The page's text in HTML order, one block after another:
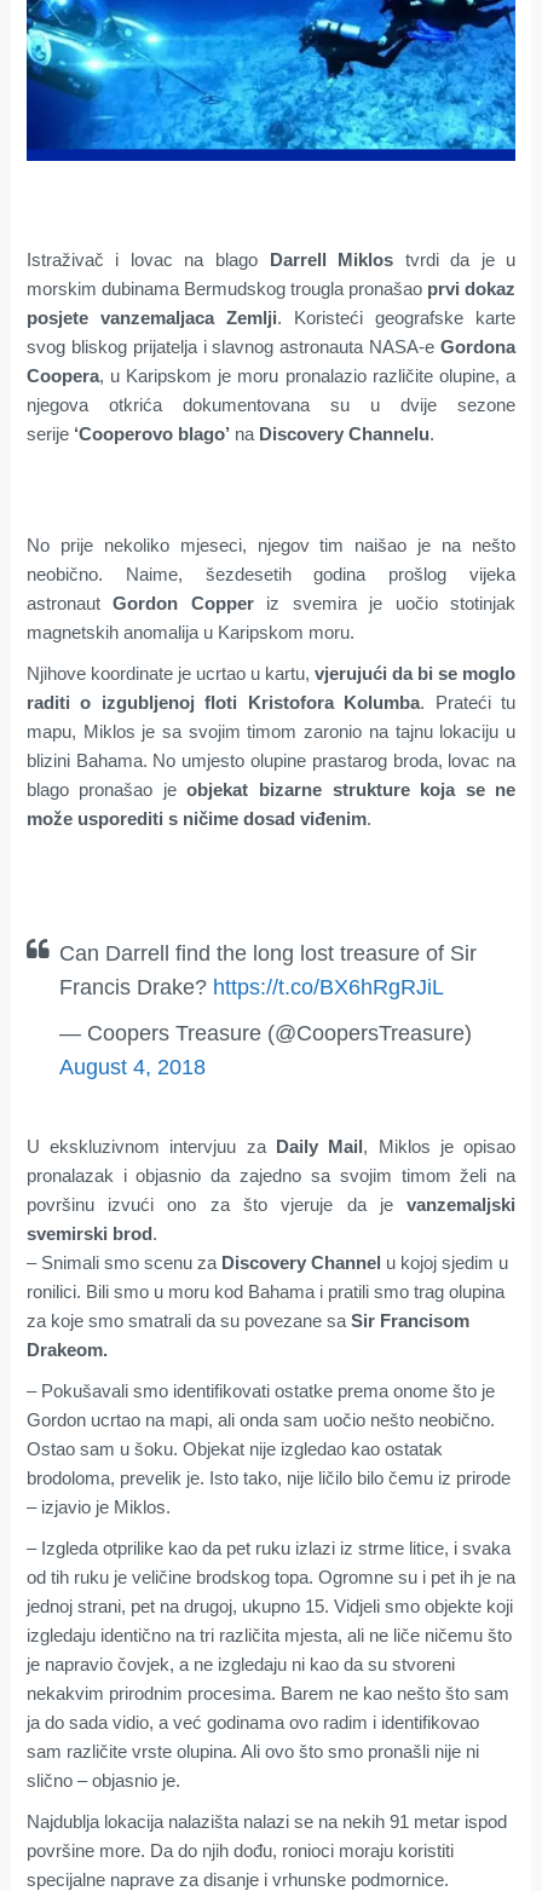
Istraživač i lovac na blago Darrell Miklos tvrdi da je u
morskim dubinama Bermudskog trougla pronašao prvi dokaz
posjete vanzemaljaca Zemlji. Koristeći geografske karte
svog bliskog prijatelja i slavnog astronauta NASA-e Gordona
Coopera, u Karipskom je moru pronalazio različite olupine, a
njegova otkrića dokumentovana su u dvije sezone
serije ‘Cooperovo blago’na Discovery Channelu.
No prije nekoliko mjeseci, njegov tim naišao je na nešto
neobično. Naime, šezdesetih godina prošlog vijeka
astronautGordon Copperiz svemira je uočio stotinjak
magnetskih anomalija u Karipskom moru.
Njihove koordinate je ucrtao u kartu, vjerujući da bi se moglo
raditi o izgubljenoj floti Kristofora Kolumba. Prateći tu
mapu, Miklos je sa svojim timom zaronio na tajnu lokaciju u
blizini Bahama. No umjesto olupine prastarog broda, lovac na
blago pronašao jeobjekat bizarne strukture koja se ne
može usporediti s ničime dosad viđenim.
Can Darrell find the long lost treasure of Sir
Francis Drake? https://t.co/BX6hRgRJiL
— Coopers Treasure (@CoopersTreasure)
August 4, 2018
U ekskluzivnom intervjuu za Daily Mail, Miklos je opisao
pronalazak i objasnio da zajedno sa svojim timom želi na
površinu izvući ono za što vjeruje da jevanzemaljski
svemirski brod.
– Snimali smo scenu za Discovery Channel u kojoj sjedim u
ronilici. Bili smo u moru kod Bahama i pratili smo trag olupina
za koje smo smatrali da su povezane saSir Francisom
Drakeom.
– Pokušavali smo identifikovati ostatke prema onome što je
Gordon ucrtao na mapi, ali onda sam uočio nešto neobično.
Ostao sam u šoku. Objekat nije izgledao kao ostatak
brodoloma, prevelik je. Isto tako, nije ličilo bilo čemu iz prirode
– izjavio je Miklos.
– Izgleda otprilike kao da pet ruku izlazi iz strme litice, i svaka
od tih ruku je veličine brodskog topa. Ogromne su i pet ih je na
jednoj strani, pet na drugoj, ukupno 15. Vidjeli smo objekte koji
izgledaju identično na tri različita mjesta, ali ne liče ničemu što
je napravio čovjek, a ne izgledaju ni kao da su stvoreni
nekakvim prirodnim procesima. Barem ne kao nešto što sam
ja do sada vidio, a već godinama ovo radim i identifikovao
sam različite vrste olupina. Ali ovo što smo pronašli nije ni
slično – objasnio je.
Najdublja lokacija nalazišta nalazi se na nekih 91 metar ispod
površine more. Da do njih dođu, ronioci moraju koristiti
specijalne naprave za disanje i vrhunske podmornice.